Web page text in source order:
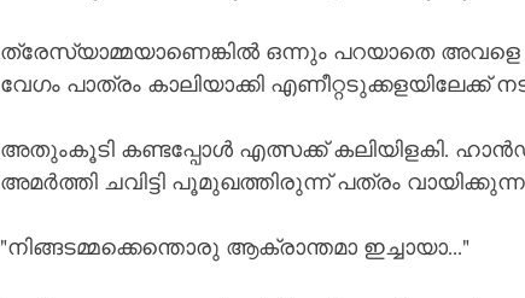
ത്രേസ്യാമ്മയാണെങ്കിൽ ഒന്നും പറയാതെ
വേഗം പാത്രം കാലിയാക്കി എണീറ്റടുക്കളയിലേക്ക്
അതുംകൂടി കണ്ടപ്പോൾ എത്സക്ക് കലിയിളകി.
അമർത്തി ചവിട്ടി പൂമുഖത്തിരുന്ന് പത്രം
"നിങ്ങടമ്മക്കെന്തൊരു ആക്രാന്തമാ ഇച്ചായാ..."